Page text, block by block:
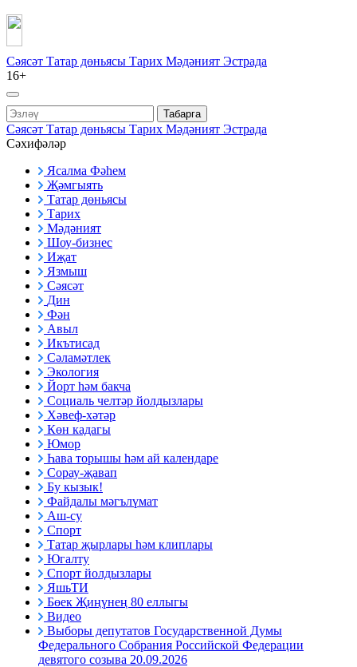
Сәясәт Татар дөньясы Тарих Мәдәният Эстрада
16+
Табарга
Сәясәт Татар дөньясы Тарих Мәдәният Эстрада
Сәхифәләр
Ясалма Фәһем
Җәмгыять
Татар дөньясы
Тарих
Мәдәният
Шоу-бизнес
Иҗат
Язмыш
Сәясәт
Дин
Фән
Авыл
Икътисад
Сәламәтлек
Экология
Йорт һәм бакча
Социаль челтәр йолдызлары
Хәвеф-хәтәр
Көн кадагы
Юмор
Һава торышы һәм ай календаре
Сорау-җавап
Бу кызык!
Файдалы мәгълүмат
Аш-су
Спорт
Татар җырлары һәм клиплары
Югалту
Спорт йолдызлары
ЯшьТИ
Бөек Җиңүнең 80 еллыгы
Видео
Выборы депутатов Государственной Думы
Федерального Собрания Российской Федерации
девятого созыва 20.09.2026